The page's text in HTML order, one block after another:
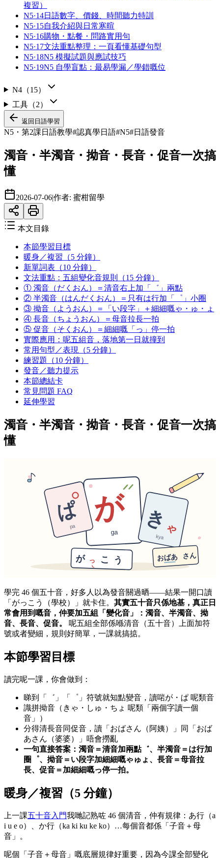
複習）
N5·14日語數字、價錢、時間聽力特訓
N5·15自我介紹與日常寒暄
N5·16購物・點餐・問路實用句
N5·17文法重點整理：一頁看懂基礎句型
N5·18N5 模擬試題與應試技巧
N5·19N5 自學盲點：最易學漏／學錯嘅位
N4（15）
工具（2）
返回 日語學習
N5・第2課 日語教學#認真學日語#N5#日語發音
濁音・半濁音・拗音・長音・促音一次搞
懂
2026-07-06|作者: 蜜柑留學
本文目錄
本節學習目標
暖身／複習（5 分鐘）
新單詞表（10 分鐘）
文法重點：五組變化音規則（15 分鐘）
① 濁音（だくおん）＝清音右上加「゛」兩點
② 半濁音（はんだくおん）＝只有は行加「゜」小圈
③ 拗音（ようおん）＝「い段字」＋細細嘅ゃ・ゅ・ょ
④ 長音（ちょうおん）＝母音拉長一拍
⑤ 促音（そくおん）＝細細嘅「っ」停一拍
實際應用：呢五組音，落地第一日就撞到
常用句型／表現（5 分鐘）
練習題（10 分鐘）
發音／聽力提示
本節總結卡
常見問題 FAQ
延伸學習
濁音・半濁音・拗音・長音・促音一次搞
懂
學完 46 個五十音，好多人以為發音關過晒——結果一開口讀
「がっこう（學校）」就卡住。 其實五十音只係地基，真正日
常會用到嘅音，仲要加五組「變化音」：濁音、半濁音、拗
音、長音、促音。
呢五組全部係喺清音（五十音）上面加符
號或者變細，規則好簡單，一課就搞掂。
本節學習目標
讀完呢一課，你會做到：
睇到「゛」「゜」符號就知點變音，讀啱が・ぱ 呢類音
識拼拗音（きゃ・しゅ・ちょ 呢類「兩個字讀一個
音」）
分得清長音同促音，讀「おばさん（阿姨）」同「おば
あさん（婆婆）」唔會撈亂
一句直接答案：濁音＝清音加兩點゛、半濁音＝は行加
圈゜、拗音＝い段字加細細嘅ゃゅょ、長音＝母音拉
長、促音＝加細細嘅っ停一拍。
暖身／複習（5 分鐘）
上一課五十音入門我哋記熟咗 46 個清音，仲有規律：あ行（a
i u e o）、か行（ka ki ku ke ko）…每個音都係「子音＋母
音」。
呢個「子音＋母音」嘅底層規律好重要，因為今課全部變化